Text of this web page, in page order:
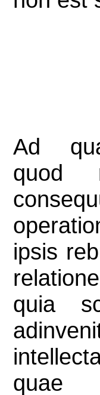
Ad
quod
ipsis
quia
quae